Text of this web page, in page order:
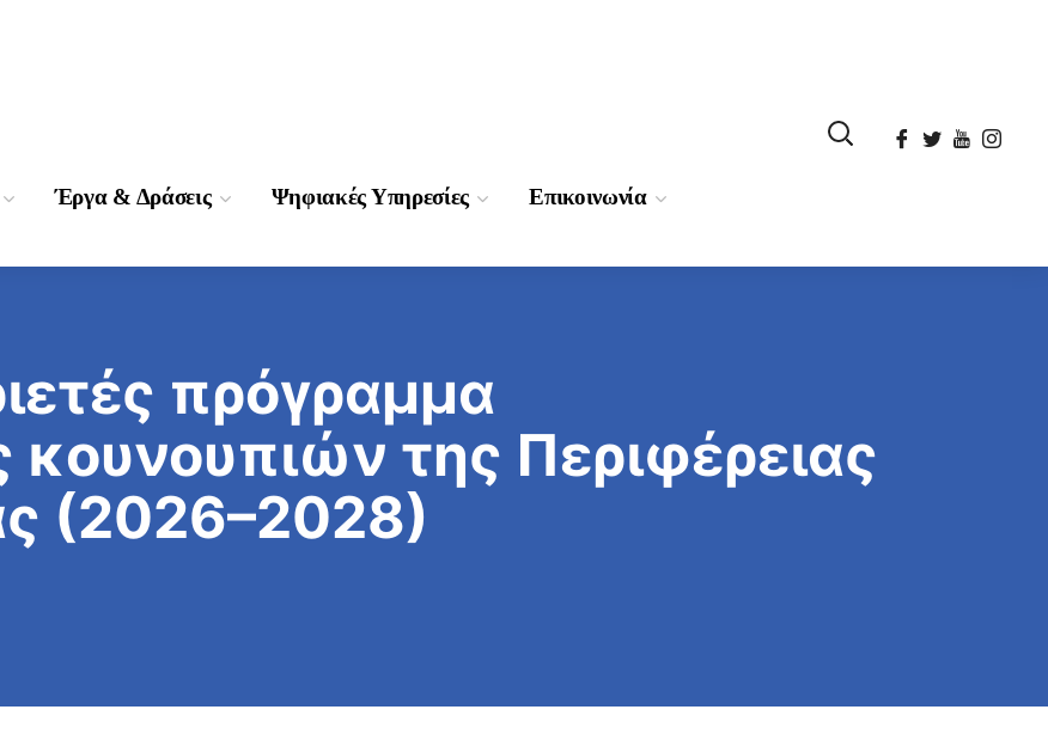
Έργα & Δράσεις Ψηφιακές Υπηρεσίες Επικοινωνία
πρόγραμμα
της Περιφέρειας
(2026–2028)